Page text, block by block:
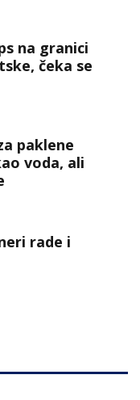
na granici
čeka se
paklene
voda, ali
rade i